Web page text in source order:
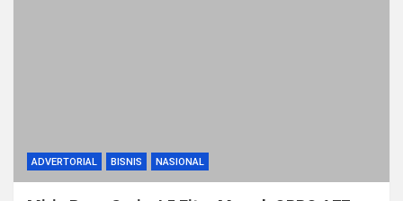
ADVERTORIAL BISNIS NASIONAL